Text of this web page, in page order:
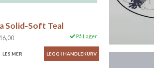
Solid-Soft Teal
På Lager
LES MER